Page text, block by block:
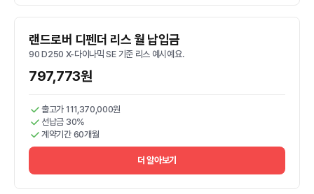
랜드로버 디펜더 리스 월 납입금
90 D250 X-다이나믹 SE 기준 리스 예시예요.
797,773원
출고가 111,370,000원
선납금 30%
계약기간 60개월
더 알아보기